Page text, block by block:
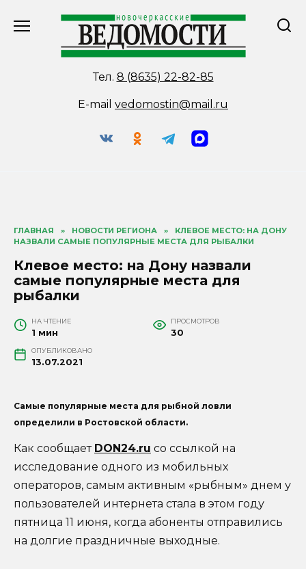
Тел. 8 (8635) 22-82-85
E-mail vedomostin@mail.ru
ГЛАВНАЯ » НОВОСТИ РЕГИОНА »
КЛЕВОЕ МЕСТО: НА ДОНУ
НАЗВАЛИ САМЫЕ ПОПУЛЯРНЫЕ МЕСТА ДЛЯ РЫБАЛКИ
Клевое место: на Дону назвали
самые популярные места для
рыбалки
НА ЧТЕНИЕ
1 мин
ПРОСМОТРОВ
30
ОПУБЛИКОВАНО
13.07.2021
Самые популярные места для рыбной ловли
определили в Ростовской области.
Как сообщает DON24.ru со ссылкой на
исследование одного из мобильных
операторов, самым активным «рыбным» днем у
пользователей интернета стала в этом году
пятница 11 июня, когда абоненты отправились
на долгие праздничные выходные.